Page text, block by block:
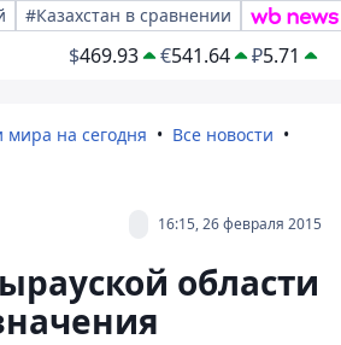
#Казахстан в сравнении
$469.93 €541.64 ₽5.71
мира на сегодня
Все новости
16:15, 26 февраля 2015
области